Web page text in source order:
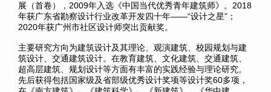
展（首卷），2009年入选《中国当代优秀青年建筑师》。2018
年获广东省勘察设计行业改革开发四十年——“设计之星”；
2020年获广州市社区设计师突出贡献奖。
主要研究方向为建筑设计及其理论、观演建筑、校园规划与建
筑设计、交通建筑设计。在教育建筑、文化建筑、交通建筑、
超高层建筑、规划设计等方面有丰富的实践经验与理论研究。
先后获得包括国家级及省部级优秀设计奖项等设计奖60多项，